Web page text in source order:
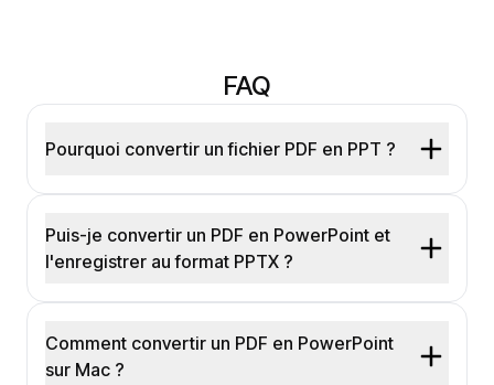
FAQ
Pourquoi convertir un fichier PDF en PPT ?
Puis-je convertir un PDF en PowerPoint et
l'enregistrer au format PPTX ?
Comment convertir un PDF en PowerPoint
sur Mac ?